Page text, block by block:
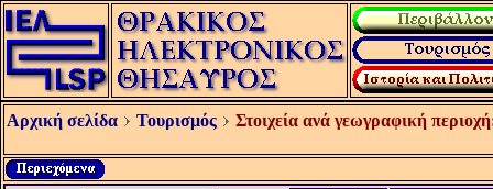
Αρχική σελίδα Τουρισμός Στοιχεία ανά γεωγραφική